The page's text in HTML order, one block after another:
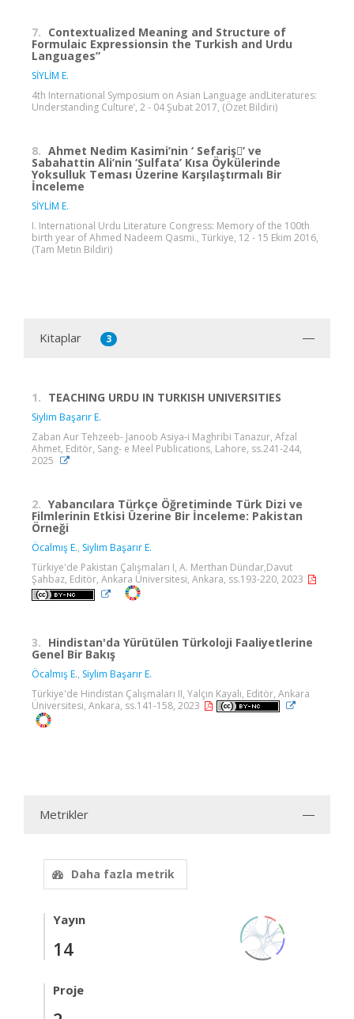
7. Contextualized Meaning and Structure of
Formulaic Expressionsin the Turkish and Urdu
Languages”
SİYLİM E.
4th International Symposium on Asian Language andLiteratures:
Understanding Culture’, 2 - 04 Şubat 2017, (Özet Bildiri)
8. Ahmet Nedim Kasimi’nin ‘ Sefariş’ ve
Sabahattin Ali’nin ‘Sulfata’ Kısa Öykülerinde
Yoksulluk Teması Üzerine Karşılaştırmalı Bir
İnceleme
SİYLİM E.
I. International Urdu Literature Congress: Memory of the 100th
birth year of Ahmed Nadeem Qasmi., Türkiye, 12 - 15 Ekim 2016,
(Tam Metin Bildiri)
Kitaplar 3
1. TEACHING URDU IN TURKISH UNIVERSITIES
Siylim Başarır E.
Zaban Aur Tehzeeb- Janoob Asiya-i Maghribi Tanazur, Afzal
Ahmet, Editör, Sang- e Meel Publications, Lahore, ss.241-244,
2025
2. Yabancılara Türkçe Öğretiminde Türk Dizi ve
Filmlerinin Etkisi Üzerine Bir İnceleme: Pakistan
Örneği
Öcalmış E., Siylim Başarır E.
Türkiye'de Pakistan Çalışmaları I, A. Merthan Dündar,Davut
Şahbaz, Editör, Ankara Üniversitesi, Ankara, ss.193-220, 2023
3. Hindistan'da Yürütülen Türkoloji Faaliyetlerine
Genel Bir Bakış
Öcalmış E., Siylim Başarır E.
Türkiye'de Hindistan Çalışmaları II, Yalçın Kayalı, Editör, Ankara
Üniversitesi, Ankara, ss.141-158, 2023
Metrikler
Daha fazla metrik
Yayın
14
Proje